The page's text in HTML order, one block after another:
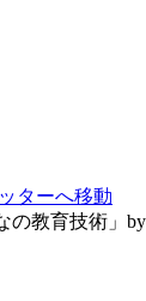
ターへ移動
の教育技術」by